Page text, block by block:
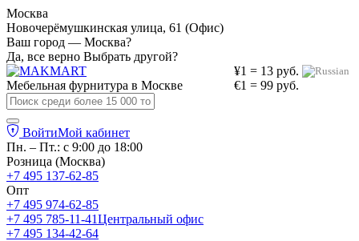
Москва
Новочерёмушкинская улица, 61 (Офис)
Ваш город — Москва?
Да, все верно Выбрать другой?
¥1 = 13 руб.
€1 = 99 руб.
Мебельная фурнитура в Москве
ВойтиМой кабинет
Пн. – Пт.: с 9:00 до 18:00
Розница (Москва)
+7 495 137-62-85
Опт
+7 495 974-62-85
+7 495 785-11-41Центральный офис
+7 495 134-42-64